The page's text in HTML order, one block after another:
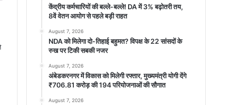
केंद्रीय कर्मचारियों की बल्ले-बल्ले! DA में 3% बढ़ोतरी तय,
8वें वेतन आयोग से पहले बड़ी राहत
August 7, 2026
NDA को मिलेगा दो-तिहाई बहुमत? विपक्ष के 22 सांसदों के
रुख पर टिकी सबकी नजर
August 7, 2026
अंबेडकरनगर में विकास को मिलेगी रफ्तार, मुख्यमंत्री योगी देंगे
₹706.81 करोड़ की 194 परियोजनाओं की सौगात
August 7, 2026